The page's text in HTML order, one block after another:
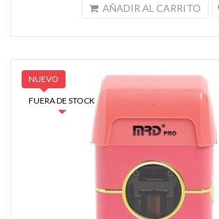
AÑADIR AL CARRITO
NUEVO
FUERA DE STOCK